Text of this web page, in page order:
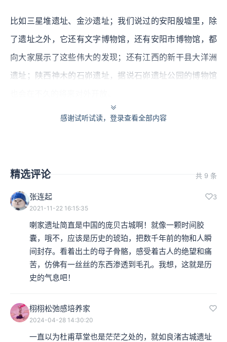
比如三星堆遗址、金沙遗址；我们说过的安阳殷墟里，除
了遗址之外，它还有文字博物馆，还有安阳市博物馆，都
向大家展示了这些伟大的发现；还有江西的新干县大洋洲
遗址；陕西神木的石峁遗址，据说石峁遗址公园的博物馆
我认为在百年百大考古项目当中，最值得观看的遗址，在
良渚遗址
第一个，位于浙江的良渚。良渚文明在1936年最早发现，
惊人的发现。首先发现了一个巨大的玉琮，还有一个玉
钺，现在我们称之为“玉琮王”和“玉钺王”，还有很多的玉
感谢试听试读，登录查看全部内容
精选评论 共 9 条
张连起 3
2021-11-22 16:15:35
喇家遗址简直是中国的庞贝古城啊！就像一颗时间胶
囊，哦不，应该是历史的琥珀，把数千年前的物和人瞬
间封存。看着出土的母子骨骼，感受着古人的绝望和痛
苦，仿佛有一丝丝的东西渗透到毛孔。我想，这就是历
史的气息吧！
栩栩松弛感培养家
2024-04-28 14:30:20
一直以为杜甫草堂也是茫茫之处的，就如良渚古城遗址